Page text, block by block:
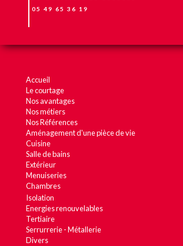
C'est la rentrée, l'heure des nouveaux projets
pas comment vous y prendre. Nous ...[]
Lire la suite... >
05 49 65 36 19
Accueil
Le courtage
Nos avantages
Nos métiers
Nos Références
Aménagement d'une pièce de vie
Cuisine
Salle de bains
Extérieur
Menuiseries
Chambres
Isolation
Energies renouvelables
Tertiaire
Serrurrerie - Métallerie
Divers